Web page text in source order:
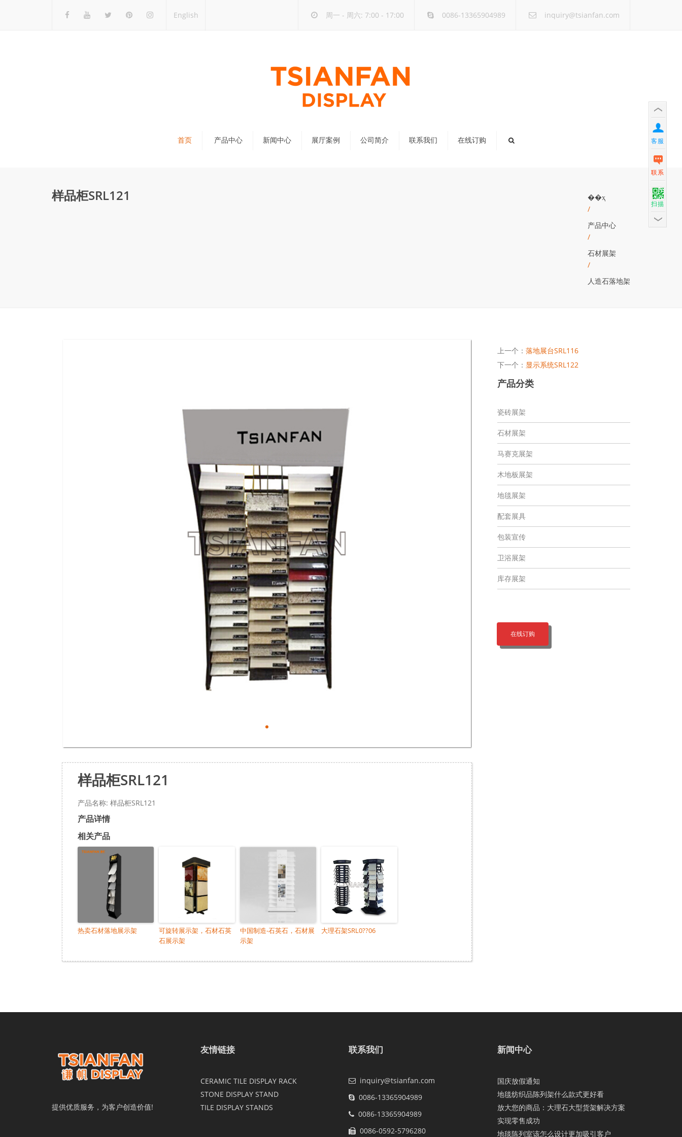
English 周一 - 周六: 7:00 - 17:00 0086-13365904989 inquiry@tsianfan.com
首页 产品中心 新闻中心 展厅案例 公司简介 联系我们 在线订购
样品柜SRL121
��ҳ
/
产品中心
/
石材展架
/
人造石落地架
样品柜SRL121
产品名称: 样品柜SRL121
产品详情
相关产品
热卖石材落地展示架
可旋转展示架，石材石英
石展示架
中国制造-石英石，石材展
示架
大理石架SRL0??06
上一个： 落地展台SRL116
下一个： 显示系统SRL122
产品分类
瓷砖展架
石材展架
马赛克展架
木地板展架
地毯展架
配套展具
包装宣传
卫浴展架
库存展架
在线订购
提供优质服务，为客户创造价值!
友情链接
CERAMIC TILE DISPLAY RACK
STONE DISPLAY STAND
TILE DISPLAY STANDS
联系我们
inquiry@tsianfan.com
0086-13365904989
0086-13365904989
0086-0592-5796280
新闻中心
国庆放假通知
地毯纺织品陈列架什么款式更好看
放大您的商品：大理石大型货架解决方案
实现零售成功
地毯陈列室该怎么设计更加吸引客户
客服
联系
扫描